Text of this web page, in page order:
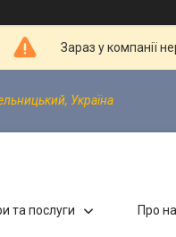
Зараз у компанії
Україна
та послуги Про